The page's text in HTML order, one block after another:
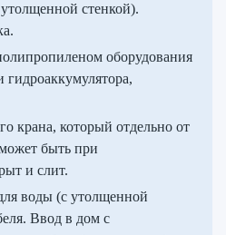
стенкой).
оборудования
гидроаккумулятора,
крана, который отдельно от
быть при
и слит.
воды (с утолщенной
Ввод в дом с